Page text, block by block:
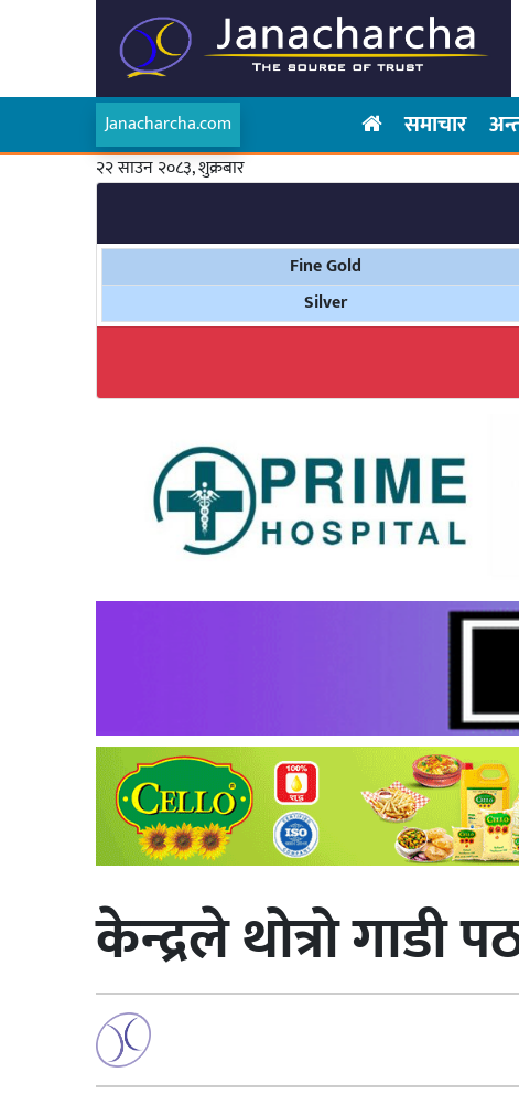
Janacharcha.com समाचार
२२ साउन २०८३, शुक्रबार
Fine Gold
Silver
केन्द्रले थोत्रो गाडी